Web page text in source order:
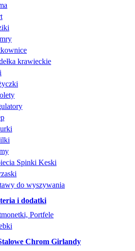
krawieckie
Spinki Keski
do wyszywania
i dodatki
Portfele
Chrom Girlandy